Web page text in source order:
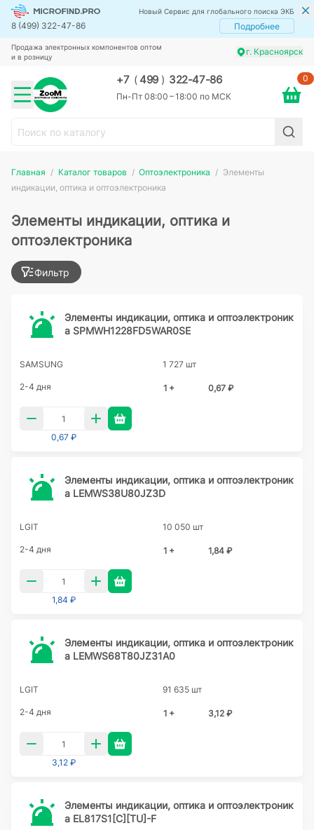
Новый Сервис для глобального поиска ЭКБ
8 (499) 322-47-86 Подробнее
Продажа электронных компонентов оптом
и в розницу
г. Красноярск
+7 (499 ) 322-47-86
Пн-Пт 08:00 – 18:00 по МСК
0
Главная Каталог товаров Оптоэлектроника
Элементы
индикации, оптика и оптоэлектроника
Элементы индикации, оптика и
оптоэлектроника
Фильтр
Элементы индикации, оптика и оптоэлектроник
а SPMWH1228FD5WAR0SE
SAMSUNG 1 727 шт
2-4 дня 1 + 0,67 ₽
0,67 ₽
Элементы индикации, оптика и оптоэлектроник
а LEMWS38U80JZ3D
LGIT 10 050 шт
2-4 дня 1 + 1,84 ₽
1,84 ₽
Элементы индикации, оптика и оптоэлектроник
а LEMWS68T80JZ31A0
LGIT 91 635 шт
2-4 дня 1 + 3,12 ₽
3,12 ₽
Элементы индикации, оптика и оптоэлектроник
а EL817S1[C][TU]-F